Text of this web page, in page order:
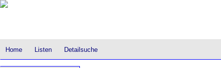
Home Listen Detailsuche